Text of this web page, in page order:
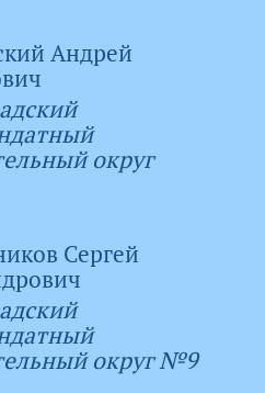
Андрей
округ
Сергей
округ №9